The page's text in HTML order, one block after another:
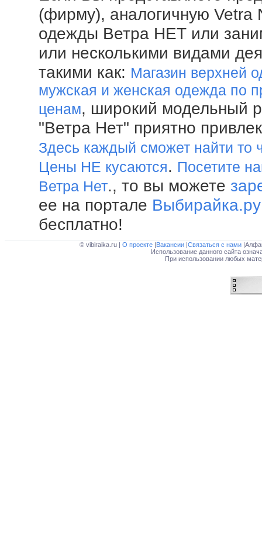
(фирму), аналогичную Vetra
одежды Ветра НЕТ или
или несколькими видами
такими как: Магазин верхней
мужская и женская одежда по
ценам, широкий модельный
"Ветра Нет" приятно
Здесь каждый сможет найти то
Цены НЕ кусаются. Посетите
Ветра Нет., то вы можете
ее на портале Выбирайка.ру
бесплатно!
© vibiraika.ru | О проекте |Вакансии |Связаться с нами
Использование данного сайта
При использовании любых